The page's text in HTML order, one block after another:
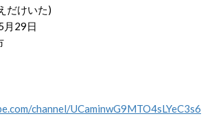
だけいた)
月 29日
channel/UCaminwG9MTO4sLYeC3s6